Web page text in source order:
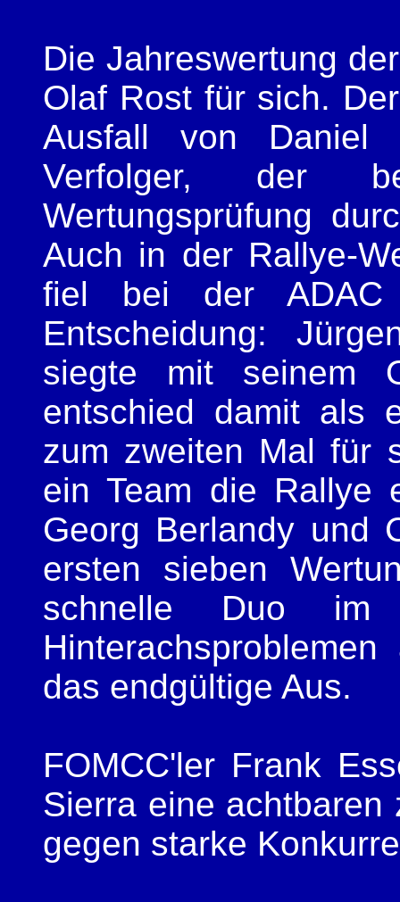
Die Jahreswertung
Olaf Rost für sich.
Ausfall von Daniel
Verfolger, der
Wertungsprüfung
Auch in der Rallye-
fiel bei der ADAC
Entscheidung:
siegte mit seinem
entschied damit als
zum zweiten Mal für
ein Team die Rallye
Georg Berlandy und
ersten sieben
schnelle Duo
das endgültige Aus.
FOMCC'ler Frank
Sierra eine
gegen starke